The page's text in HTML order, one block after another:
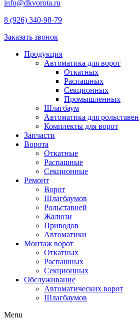
info@dkvorota.ru
8 (926) 340-98-79
Заказать звонок
Продукция
Автоматика для ворот
Откатных
Распашных
Секционных
Промышленных
Шлагбаум
Автоматика для рольставен
Комплекты для ворот
Запчасти
Ворота
Откатные
Распашные
Секционные
Ремонт
Ворот
Шлагбаумов
Рольставней
Жалюзи
Приводов
Автоматики
Монтаж ворот
Откатных
Распашных
Секционных
Обслуживание
Автоматических ворот
Шлагбаумов
Menu